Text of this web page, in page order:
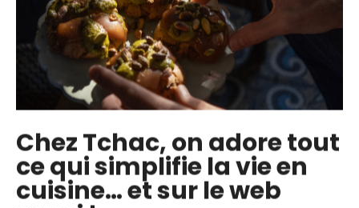
Chez Tchac, on adore tout
ce qui simplifie la vie en
cuisine… et sur le web